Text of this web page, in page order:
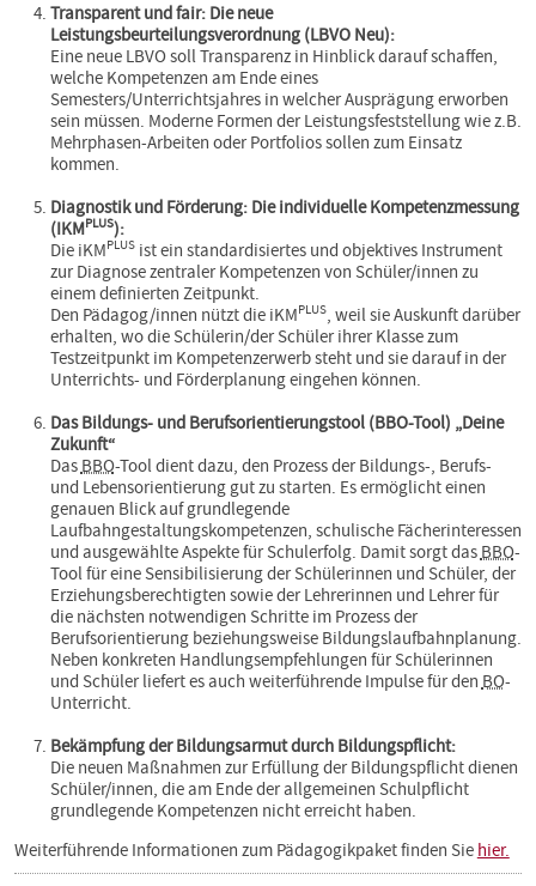
Transparent und fair: Die neue
Leistungsbeurteilungsverordnung (LBVO Neu):
Eine neue LBVO soll Transparenz in Hinblick darauf schaffen,
welche Kompetenzen am Ende eines
Semesters/Unterrichtsjahres in welcher Ausprägung erworben
sein müssen. Moderne Formen der Leistungsfeststellung wie z.B.
Mehrphasen-Arbeiten oder Portfolios sollen zum Einsatz
kommen.
Diagnostik und Förderung: Die individuelle Kompetenzmessung
(IKMPLUS):
Die iKMPLUSist ein standardisiertes und objektives Instrument
zur Diagnose zentraler Kompetenzen von Schüler/innen zu
einem definierten Zeitpunkt.
Den Pädagog/innen nützt die iKMPLUS, weil sie Auskunft darüber
erhalten, wo die Schülerin/der Schüler ihrer Klasse zum
Testzeitpunkt im Kompetenzerwerb steht und sie darauf in der
Unterrichts- und Förderplanung eingehen können.
Das Bildungs- und Berufsorientierungstool (BBO-Tool) „Deine
Zukunft“
DasBBO-Tool dient dazu, den Prozess der Bildungs-, Berufs-
und Lebensorientierung gut zu starten. Es ermöglicht einen
genauen Blick auf grundlegende
Laufbahngestaltungskompetenzen, schulische Fächer­interessen
und ausgewählte Aspekte für Schulerfolg. Damit sorgt dasBBO-
Tool für eine Sensibilisierung der Schülerinnen und Schüler, der
Erziehungsberechtigten sowie der Lehrerinnen und Lehrer für
die nächsten notwendigen Schritte im Prozess der
Berufsorientierung beziehungsweise Bildungslaufbahnplanung.
Neben konkreten Handlungsempfehlungen für Schülerinnen
und Schüler liefert es auch weiterführende Impulse für denBO-
Unterricht.
Bekämpfung der Bildungsarmut durch Bildungspflicht:
Die neuen Maßnahmen zur Erfüllung der Bildungspflicht dienen
Schüler/innen, die am Ende der allgemeinen Schulpflicht
grundlegende Kompetenzen nicht erreicht haben.
Weiterführende Informationen zum Pädagogikpaket finden Sie hier.